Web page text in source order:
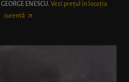
GEORGE ENESCU. Vezi prețul în locația
curentă